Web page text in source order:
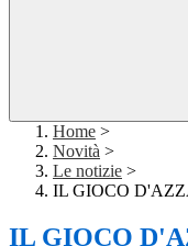
Home >
Novità >
Le notizie >
IL GIOCO
IL GIOCO